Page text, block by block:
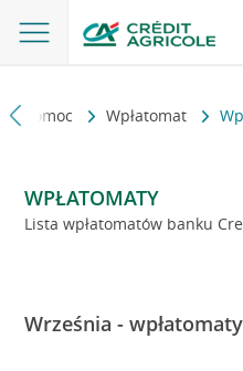
i pomoc Wpłatomat
WPŁATOMATY
Lista wpłatomatów banku
Września -